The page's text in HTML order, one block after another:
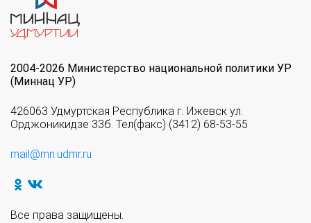
2004-2026 Министерство национальной политики УР
(Миннац УР)
426063 Удмуртская Республика г. Ижевск ул.
Орджоникидзе 33б. Тел(факс) (3412) 68-53-55
mail@mn.udmr.ru
Все права защищены.